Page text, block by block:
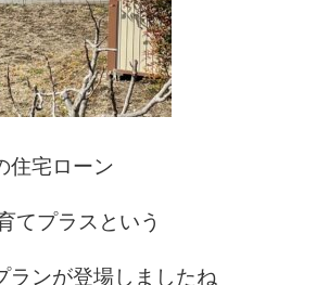
住宅ローン
てプラスという
ランが登場しましたね